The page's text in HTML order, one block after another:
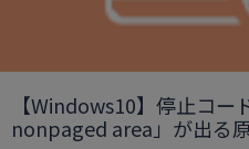
【Windows10】停止コ
nonpaged area」が出る